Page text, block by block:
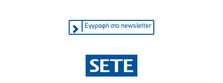
Εγγραφή στο newsletter